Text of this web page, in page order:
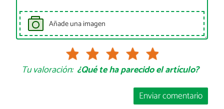
Añade una imagen
Tu valoración: ¿Qué te ha parecido el artículo?
Enviar comentario